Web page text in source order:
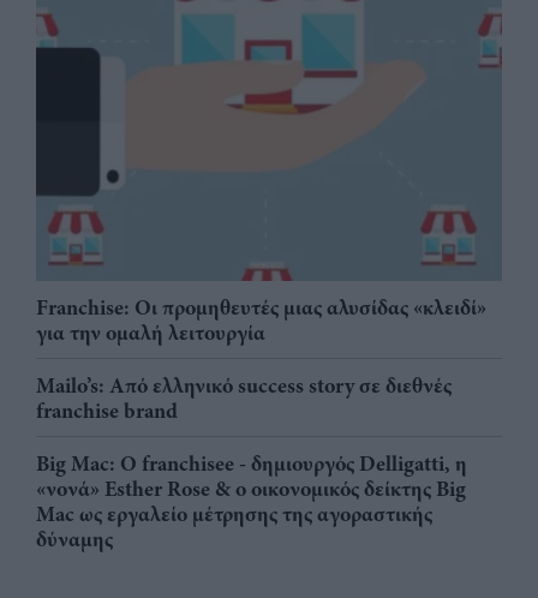
Franchise: Οι προμηθευτές μιας αλυσίδας «κλειδί»
για την ομαλή λειτουργία
Mailo’s: Από ελληνικό success story σε διεθνές
franchise brand
Big Mac: Ο franchisee - δημιουργός Delligatti, η
«νονά» Esther Rose & ο οικονομικός δείκτης Big
Mac ως εργαλείο μέτρησης της αγοραστικής
δύναμης